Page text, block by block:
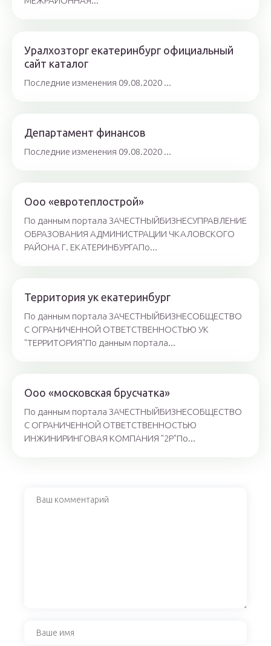
Уралхозторг екатеринбург официальный
сайт каталог
Последние изменения 09.08.2020 ...
Департамент финансов
Последние изменения 09.08.2020 ...
Ооо «евротеплострой»
По данным портала ЗАЧЕСТНЫЙБИЗНЕСУПРАВЛЕНИЕ
ОБРАЗОВАНИЯ АДМИНИСТРАЦИИ ЧКАЛОВСКОГО
РАЙОНА Г. ЕКАТЕРИНБУРГАПо...
Территория ук екатеринбург
По данным портала ЗАЧЕСТНЫЙБИЗНЕСОБЩЕСТВО
С ОГРАНИЧЕННОЙ ОТВЕТСТВЕННОСТЬЮ УК
"ТЕРРИТОРИЯ"По данным портала...
Ооо «московская брусчатка»
По данным портала ЗАЧЕСТНЫЙБИЗНЕСОБЩЕСТВО
С ОГРАНИЧЕННОЙ ОТВЕТСТВЕННОСТЬЮ
ИНЖИНИРИНГОВАЯ КОМПАНИЯ "2Р"По...